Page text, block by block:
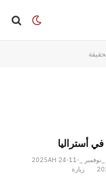
في أستراليا
الأثنين _24 _نوفمبر _2025AH 24-11-
زيارة